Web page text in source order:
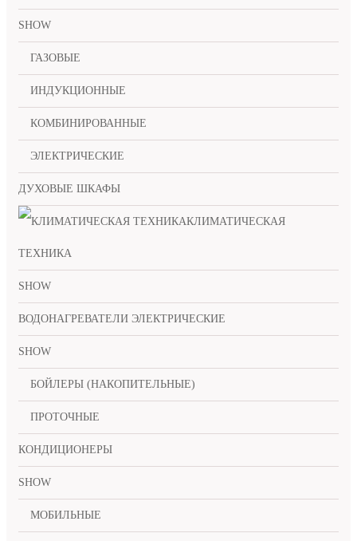
SHOW
ГАЗОВЫЕ
ИНДУКЦИОННЫЕ
КОМБИНИРОВАННЫЕ
ЭЛЕКТРИЧЕСКИЕ
ДУХОВЫЕ ШКАФЫ
КЛИМАТИЧЕСКАЯ
ТЕХНИКА
SHOW
ВОДОНАГРЕВАТЕЛИ ЭЛЕКТРИЧЕСКИЕ
SHOW
БОЙЛЕРЫ (НАКОПИТЕЛЬНЫЕ)
ПРОТОЧНЫЕ
КОНДИЦИОНЕРЫ
SHOW
МОБИЛЬНЫЕ